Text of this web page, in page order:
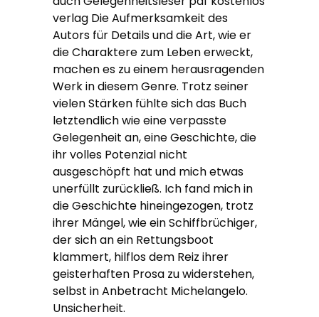
verlag Die Aufmerksamkeit des
Autors für Details und die Art, wie er
die Charaktere zum Leben erweckt,
machen es zu einem herausragenden
Werk in diesem Genre. Trotz seiner
vielen Stärken fühlte sich das Buch
letztendlich wie eine verpasste
Gelegenheit an, eine Geschichte, die
ihr volles Potenzial nicht
ausgeschöpft hat und mich etwas
unerfüllt zurückließ. Ich fand mich in
die Geschichte hineingezogen, trotz
ihrer Mängel, wie ein Schiffbrüchiger,
der sich an ein Rettungsboot
klammert, hilflos dem Reiz ihrer
geisterhaften Prosa zu widerstehen,
selbst in Anbetracht Michelangelo.
Unsicherheit.